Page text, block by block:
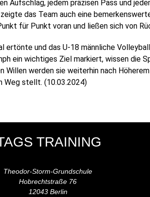
Aufschlag, jedem präzisen Pass und
das Team auch eine
für Punkt voran und ließen sich von
ertönte und das U-18 männliche
ein wichtiges Ziel markiert, wissen die
werden sie weiterhin nach
Weg stellt. (10.03.2024)
TRAINING
Theodor-Storm-Grundschule
Hobrechtstraße 76
12043 Berlin